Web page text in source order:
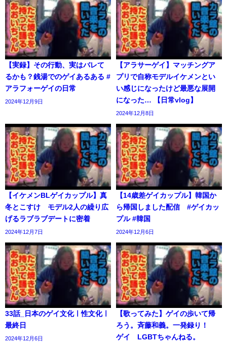
【実録】その行動、実はバレて
るかも？銭湯でのゲイあるある #
アラフォーゲイの日常
2024年12月9日
【アラサーゲイ】マッチングア
プリで自称モデルイケメンとい
い感じになったけど最悪な展開
になった… 【日常vlog】
2024年12月8日
【イケメンBLゲイカップル】真
冬とこすけ モデル2人の繰り広
げるラブラブデートに密着
2024年12月7日
【14歳差ゲイカップル】韓国か
ら帰国しました配信 #ゲイカッ
プル #韓国
2024年12月6日
33話_日本のゲイ文化ㅣ性文化ㅣ
最終日
2024年12月6日
【歌ってみた】ゲイの歩いて帰
ろう。斉藤和義。一発録り！
ゲイ LGBTちゃんねる。